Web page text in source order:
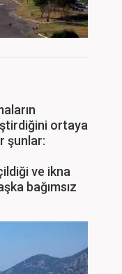
ortaya
şunlar:
ve ikna
bağımsız